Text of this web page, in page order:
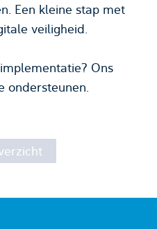
Een kleine stap met
veiligheid.​
Ons
ondersteunen.